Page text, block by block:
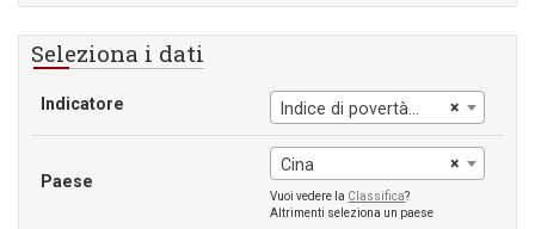
Seleziona i dati
Indicatore ×
Indice di povertà al livello di $2,15 al giorno
Paese
×
Cina
Vuoi vedere la Classifica?
Altrimenti seleziona un paese